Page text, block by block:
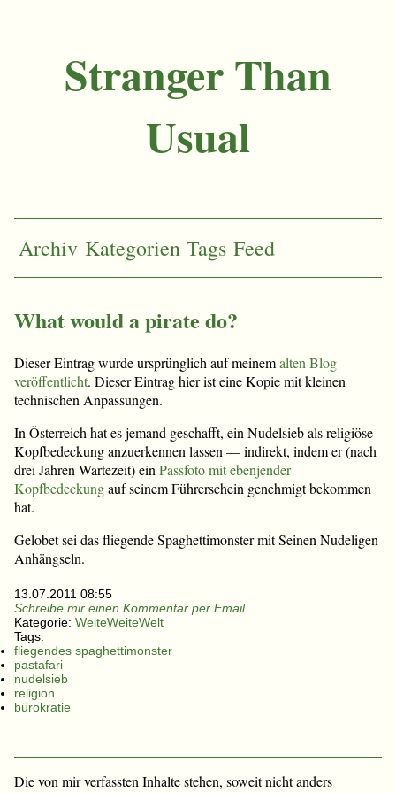
Stranger Than
Usual
Archiv Kategorien Tags Feed
What would a pirate do?
Dieser Eintrag wurde ursprünglich auf meinemalten Blog
veröffentlicht. Dieser Eintrag hier ist eine Kopie mit kleinen
technischen Anpassungen.
In Österreich hat es jemand geschafft, ein Nudelsieb als religiöse
Kopfbedeckung anzuerkennen lassen — indirekt, indem er (nach
drei Jahren Wartezeit) ein Passfoto mit ebenjender
Kopfbedeckungauf seinem Führerschein genehmigt bekommen
hat.
Gelobet sei das fliegende Spaghettimonster mit Seinen Nudeligen
Anhängseln.
13.07.2011 08:55
Schreibe mir einen Kommentar per Email
Kategorie: WeiteWeiteWelt
Tags:
fliegendes spaghettimonster
pastafari
nudelsieb
religion
bürokratie
Die von mir verfassten Inhalte stehen, soweit nicht anders